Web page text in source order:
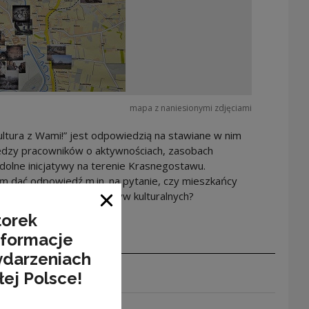
mapa z naniesionymi zdjęciami
z Wami!” jest odpowiedzią na stawiane w nim
pracowników o aktywnościach, zasobach
inicjatywy na terenie Krasnegostawu.
dać odpowiedź m.in. na pytanie, czy mieszkańcy
samodzielnych inicjatyw kulturalnych?
Polsce!